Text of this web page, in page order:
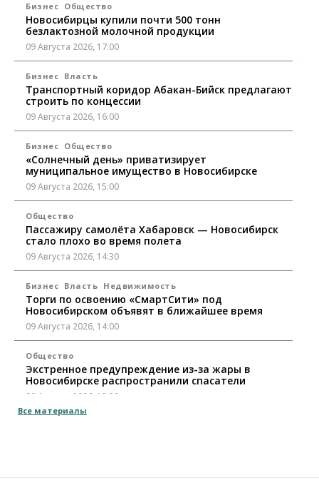
Бизнес Общество
Новосибирцы купили почти 500 тонн
безлактозной молочной продукции
09 Августа 2026, 17:00
Бизнес Власть
Транспортный коридор Абакан-Бийск предлагают
строить по концессии
09 Августа 2026, 16:00
Бизнес Общество
«Солнечный день» приватизирует
муниципальное имущество в Новосибирске
09 Августа 2026, 15:00
Общество
Пассажиру самолёта Хабаровск — Новосибирск
стало плохо во время полета
09 Августа 2026, 14:30
Бизнес Власть Недвижимость
Торги по освоению «СмартСити» под
Новосибирском объявят в ближайшее время
09 Августа 2026, 14:00
Общество
Экстренное предупреждение из-за жары в
Новосибирске распространили спасатели
09 Августа 2026, 13:30
Все материалы